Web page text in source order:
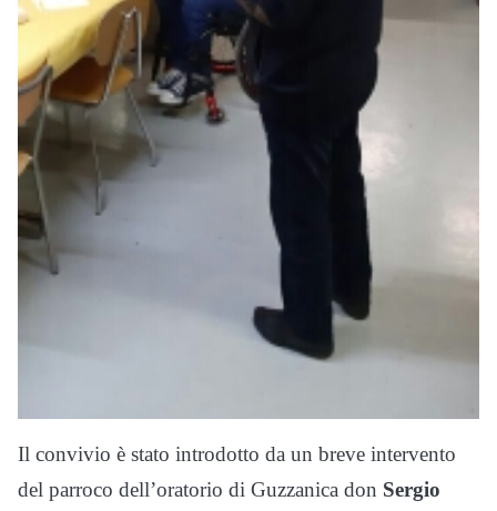
Il convivio è stato introdotto da un breve intervento
del parroco dell’oratorio di Guzzanica don Sergio